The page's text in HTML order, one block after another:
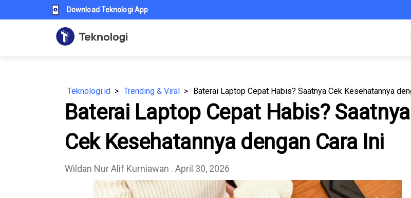
Download Teknologi App
Teknologi.id Trending & Viral
Baterai Laptop Cepat Habis? Saatnya
Cek Kesehatannya dengan Cara Ini
Wildan Nur Alif Kurniawan . April 30, 2026